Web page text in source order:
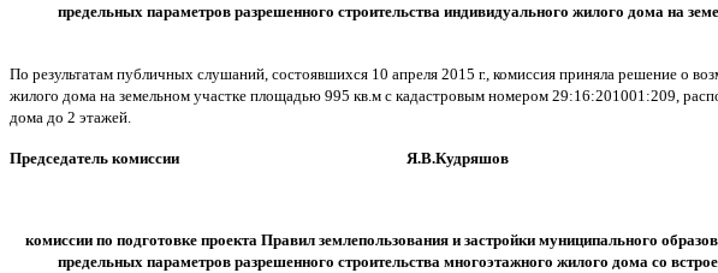
предельных параметров разрешенного строительства индивидуального жилого дома на
По результатам публичных слушаний, состоявшихся 10 апреля 2015 г., комиссия приняла решение о
жилого дома на земельном участке площадью 995 кв.м с кадастровым номером 29:16:201001:209,
дома до 2 этажей.
Председатель комиссии Я.В.Кудряшов
комиссии по подготовке проекта Правил землепользования и застройки муниципального
предельных параметров разрешенного строительства многоэтажного жилого дома со